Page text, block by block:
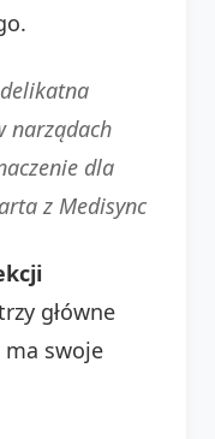
narządach
dla
z Medisync
główne
ma swoje